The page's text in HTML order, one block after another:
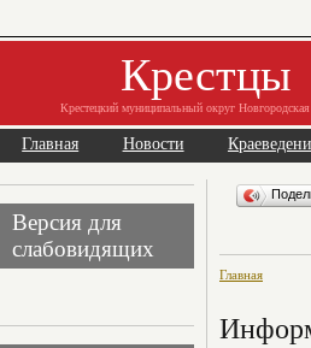
Крестцы
Крестецкий муниципальный округ Новгородская
Главная Новости
Версия для
слабовидящих
Главная